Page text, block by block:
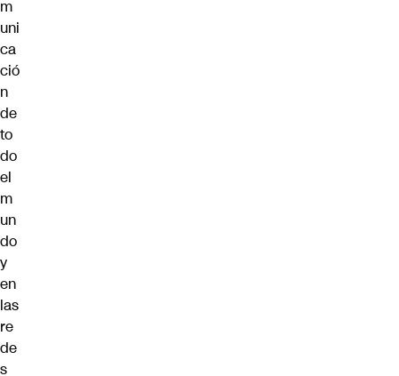
m
uni
ca
ció
n
de
to
do
el
m
un
do
y
en
las
re
de
s